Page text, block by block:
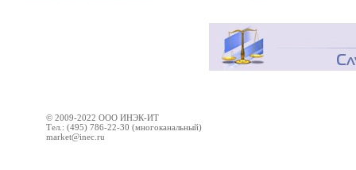
© 2009-2022 ООО ИНЭК-ИТ
Тел.: (495) 786-22-30 (многоканальный)
market@inec.ru